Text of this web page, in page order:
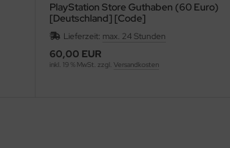
PlayStation Store Guthaben (60 Euro)
[Deutschland] [Code]
Lieferzeit: max. 24 Stunden
60,00 EUR
inkl. 19 % MwSt. zzgl. Versandkosten